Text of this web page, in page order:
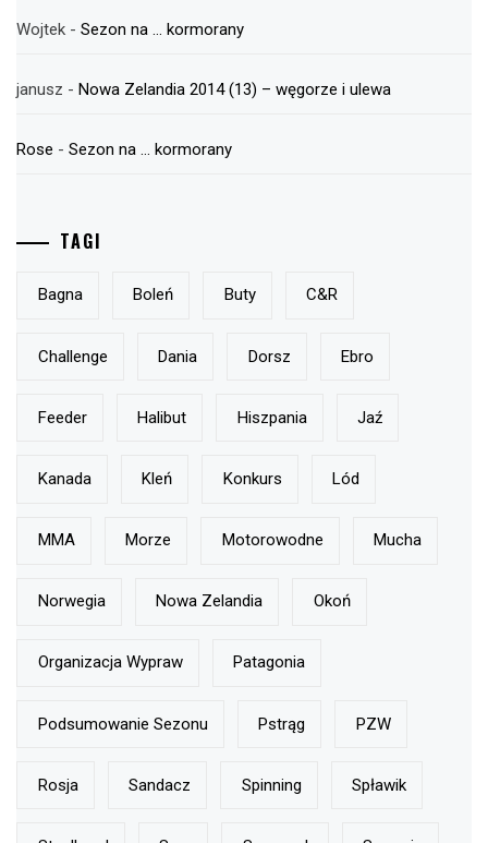
Wojtek - Sezon na … kormorany
janusz - Nowa Zelandia 2014 (13) – węgorze i ulewa
Rose - Sezon na … kormorany
TAGI
Bagna Boleń Buty C&r
Challenge Dania Dorsz Ebro
Feeder Halibut Hiszpania Jaź
Kanada Kleń Konkurs Lód
MMA Morze Motorowodne Mucha
Norwegia Nowa Zelandia Okoń
Organizacja Wypraw Patagonia
Podsumowanie Sezonu Pstrąg PZW
Rosja Sandacz Spinning Spławik